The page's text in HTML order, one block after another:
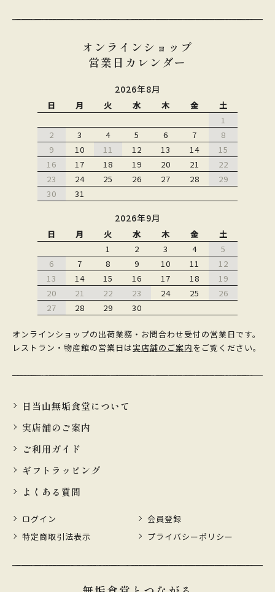
オンラインショップ
営業日カレンダー
2026年8月
日 月 火 水 木 金
土
1
2
3 4 5 6 7
8
9
10 11 12 13 14
15
16
17 18 19 20 21
22
23
24 25 26 27 28
29
30
31
2026年9月
日 月 火 水 木 金
土
1
2 3 4
5
6
7 8 9 10 11
12
13
14 15 16 17 18
19
20
21 22 23 24 25
26
27
28 29 30
オンラインショップの出荷業務・お問合わせ受付の営業日です。
レストラン・物産館の営業日は実店舗のご案内 をご覧ください。
日当山無垢食堂について
実店舗のご案内
ご利用ガイド
ギフトラッピング
よくある質問
ログイン
会員登録
特定商取引法表示
プライバシーポリシー